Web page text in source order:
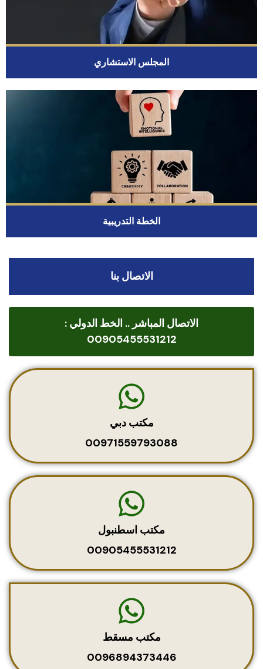
المجلس الاستشاري
الخطة التدريبية
الاتصال بنا
الاتصال المباشر .. الخط الدولي :
00905455531212
مكتب دبي
00971559793088
مكتب اسطنبول
00905455531212
مكتب مسقط
0096894373446